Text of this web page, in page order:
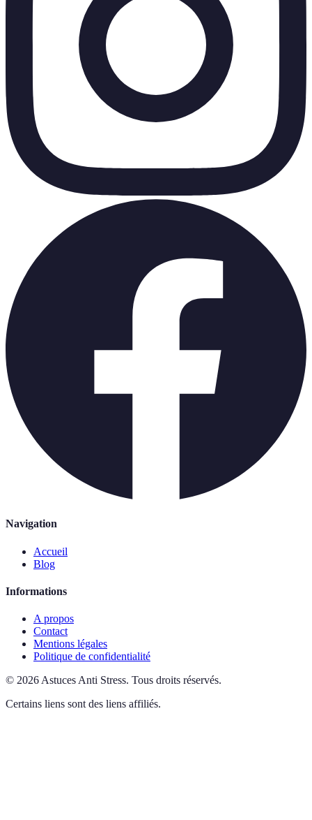
Navigation
Accueil
Blog
Informations
A propos
Contact
Mentions légales
Politique de confidentialité
© 2026 Astuces Anti Stress. Tous droits réservés.
Certains liens sont des liens affiliés.